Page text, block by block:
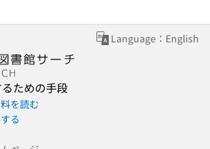
Language：English
ための手段
を読む
る